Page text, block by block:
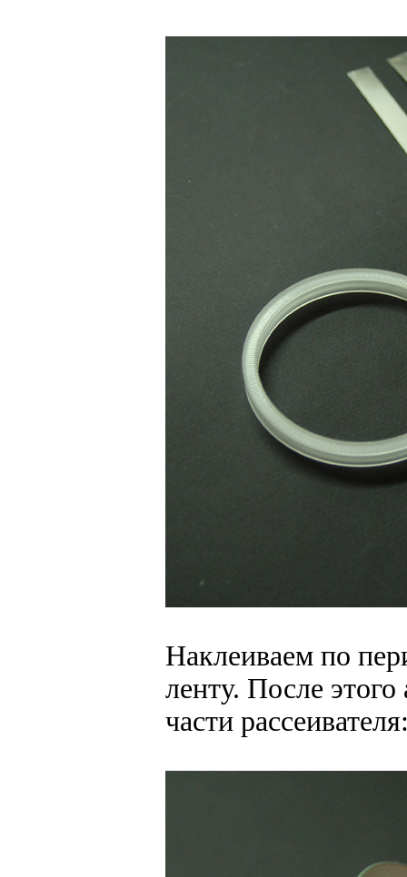
Наклеиваем по
ленту. После
части